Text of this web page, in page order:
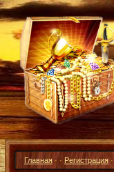
Главная · · Регистрация·